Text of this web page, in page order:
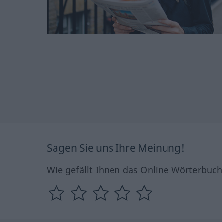
Sagen Sie uns Ihre Meinung!
Wie gefällt Ihnen das Online